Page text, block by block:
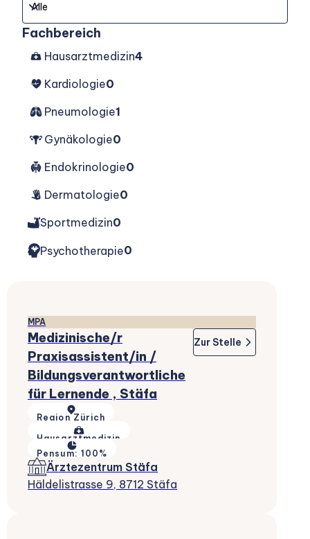
Fachbereich
Hausarztmedizin4
Kardiologie0
Pneumologie1
Gynäkologie0
Endokrinologie0
Dermatologie0
Sportmedizin0
Psychotherapie0
MPA
Medizinische/r
Praxisassistent/in /
Bildungsverantwortliche
für Lernende , Stäfa
Region Zürich
Hausarztmedizin
Pensum: 100%
Ärztezentrum Stäfa
Häldelistrasse 9, 8712 Stäfa
Zur Stelle